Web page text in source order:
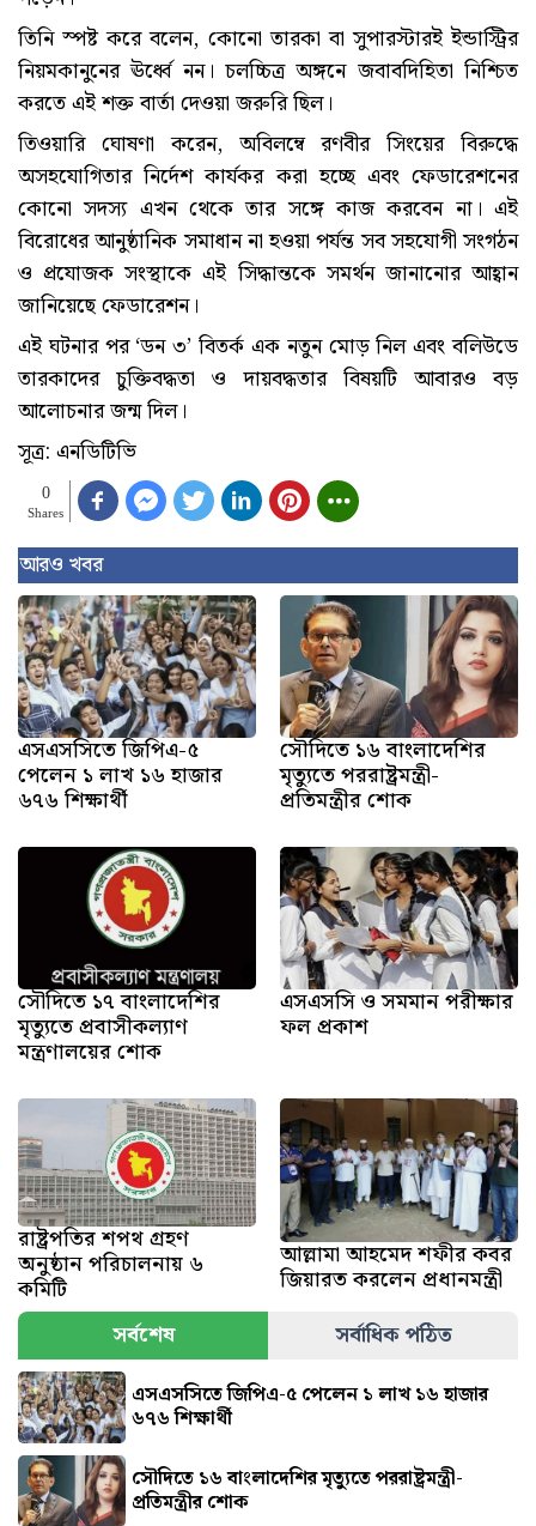
তিনি স্পষ্ট করে বলেন, কোনো তারকা বা সুপারস্টারই ইন্ডাস্ট্রির
নিয়মকানুনের ঊর্ধ্বে নন। চলচ্চিত্র অঙ্গনে জবাবদিহিতা নিশ্চিত
করতে এই শক্ত বার্তা দেওয়া জরুরি ছিল।
তিওয়ারি ঘোষণা করেন, অবিলম্বে রণবীর সিংয়ের বিরুদ্ধে
অসহযোগিতার নির্দেশ কার্যকর করা হচ্ছে এবং ফেডারেশনের
কোনো সদস্য এখন থেকে তার সঙ্গে কাজ করবেন না। এই
বিরোধের আনুষ্ঠানিক সমাধান না হওয়া পর্যন্ত সব সহযোগী সংগঠন
ও প্রযোজক সংস্থাকে এই সিদ্ধান্তকে সমর্থন জানানোর আহ্বান
জানিয়েছে ফেডারেশন।
এই ঘটনার পর ‘ডন ৩’ বিতর্ক এক নতুন মোড় নিল এবং বলিউডে
তারকাদের চুক্তিবদ্ধতা ও দায়বদ্ধতার বিষয়টি আবারও বড়
আলোচনার জন্ম দিল।
সূত্র: এনডিটিভি
0
Shares
আরও খবর
এসএসসিতে জিপিএ-৫
পেলেন ১ লাখ ১৬ হাজার
৬৭৬ শিক্ষার্থী
সৌদিতে ১৬ বাংলাদেশির
মৃত্যুতে পররাষ্ট্রমন্ত্রী-
প্রতিমন্ত্রীর শোক
সৌ‌দিতে ১৭ বাংলাদেশির
মৃত্যুতে প্রবাসীকল্যাণ
মন্ত্রণালয়ের শোক
এসএসসি ও সমমান পরীক্ষার
ফল প্রকাশ
রাষ্ট্রপতির শপথ গ্রহণ
অনুষ্ঠান পরিচালনায় ৬
কমিটি
আল্লামা আহমেদ শফীর কবর
জিয়ারত করলেন প্রধানমন্ত্রী
সর্বশেষ
সর্বাধিক পঠিত
এসএসসিতে জিপিএ-৫ পেলেন ১ লাখ ১৬ হাজার
৬৭৬ শিক্ষার্থী
সৌদিতে ১৬ বাংলাদেশির মৃত্যুতে পররাষ্ট্রমন্ত্রী-
প্রতিমন্ত্রীর শোক